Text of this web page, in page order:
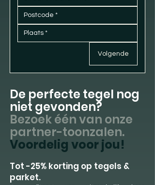
Volgende
De perfecte tegel nog
niet gevonden?
Bezoek één van onze
partner-toonzalen.
Voordelig voor jou!
​Tot -25% korting op tegels &
parket.